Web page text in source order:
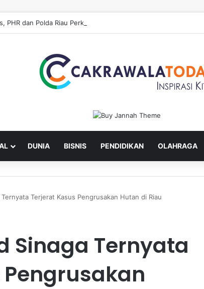
DUNIA BISNIS PENDIDIKAN OLAHRAGA
Terjerat Kasus Pengrusakan Hutan di Riau
Sinaga Ternyata